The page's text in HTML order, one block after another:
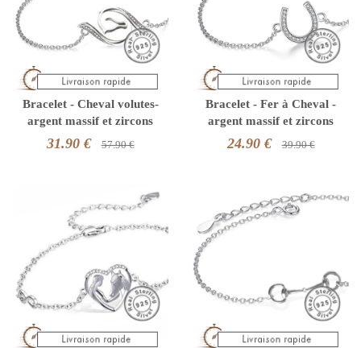
Bracelet - Cheval volutes-
argent massif et zircons
31.90 € 57.90 €
Bracelet - Fer à Cheval -
argent massif et zircons
24.90 € 39.90 €